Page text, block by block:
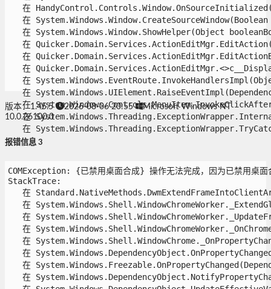
在
在 System.Windows.Window.CreateSourceWindow(Boolean
在 System.Windows.Window.ShowHelper(Object
在
在
在
在
在
在
在
在
版本：1.45.5 2026-08-06 20:55
Microsoft Windows NT
10.0.26100.0
报错信息 3
COMException: {已禁用桌面合成} 操作无法完成，因为已禁用桌
StackTrace:
在
在
在
在
在
在
在
在